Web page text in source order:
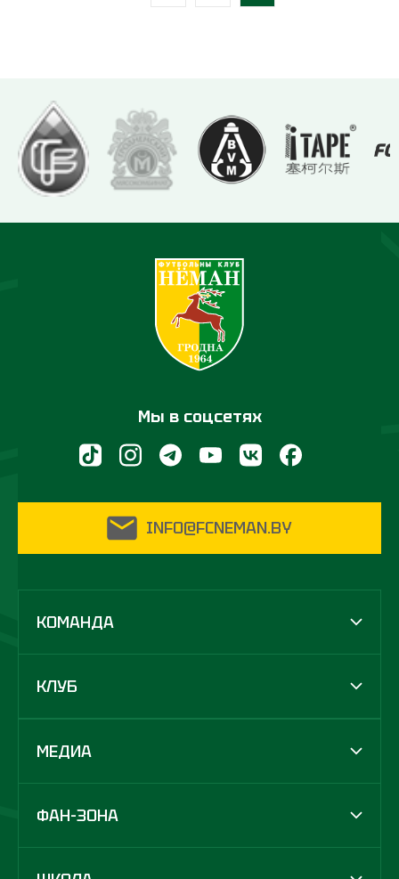
Мы в соцсетях
INFO@FCNEMAN.BY
КОМАНДА
КЛУБ
МЕДИА
ФАН-ЗОНА